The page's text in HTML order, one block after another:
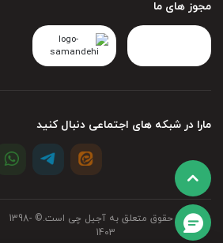
مجوز های ما
مارا در شبکه های اجتماعی دنبال کنید
تمامی حقوق متعلق به آجیل چی است.©‏ 1398-
1403